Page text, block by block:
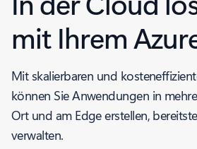
mit Ihrem
Mit skalierbaren und
können Sie Anwendungen in
Ort und am Edge erstellen,
verwalten.